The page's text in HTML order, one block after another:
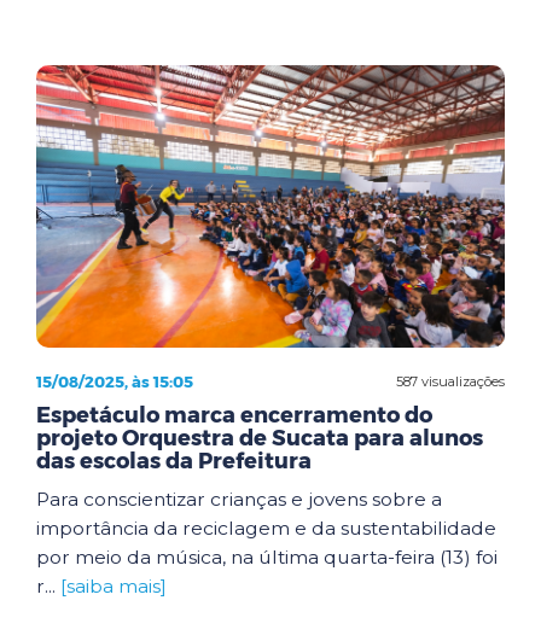
587 visualizações
15/08/2025, às 15:05
Espetáculo marca encerramento do
projeto Orquestra de Sucata para alunos
das escolas da Prefeitura
Para conscientizar crianças e jovens sobre a
importância da reciclagem e da sustentabilidade
por meio da música, na última quarta-feira (13) foi
r... [saiba mais]